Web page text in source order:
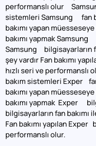
performanslı olur
sistemleri Samsung fan
bakımı yapan
bakımı yapmak
Samsung bilgisayarların
şey vardır Fan bakımı
hızlı seri ve
bakım sistemleri Exper
bakımı yapan
bakımı yapmak Exper
bilgisayarların fan
Fan bakımı yapılan
performanslı olur.